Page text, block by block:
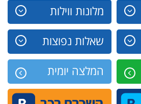
מלונות ווילות
שאלות נפוצות
המלצה יומית